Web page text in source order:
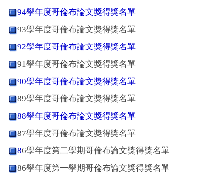
94學年度哥倫布論文獎得獎名單
93學年度哥倫布論文獎得獎名單
92學年度哥倫布論文獎得獎名單
91學年度哥倫布論文獎得獎名單
90學年度哥倫布論文獎得獎名單
89學年度哥倫布論文獎得獎名單
88學年度哥倫布論文獎得獎名單
87學年度哥倫布論文獎得獎名單
86學年度第二學期哥倫布論文獎得獎名單
86學年度第一學期哥倫布論文獎得獎名單